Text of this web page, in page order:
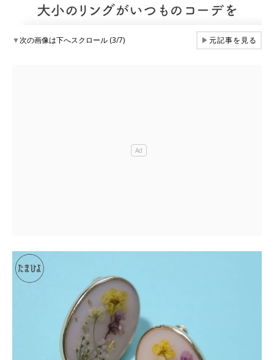
▼次の画像は下へスクロール (3/7) ▶元記事を見る